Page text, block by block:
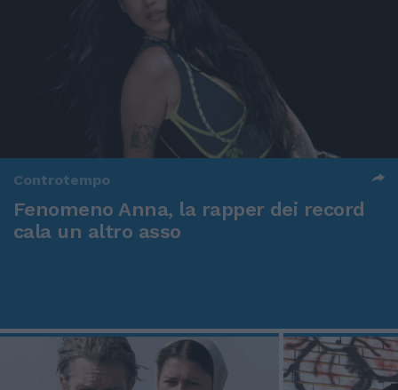
Controtempo
Fenomeno Anna, la rapper dei record
cala un altro asso